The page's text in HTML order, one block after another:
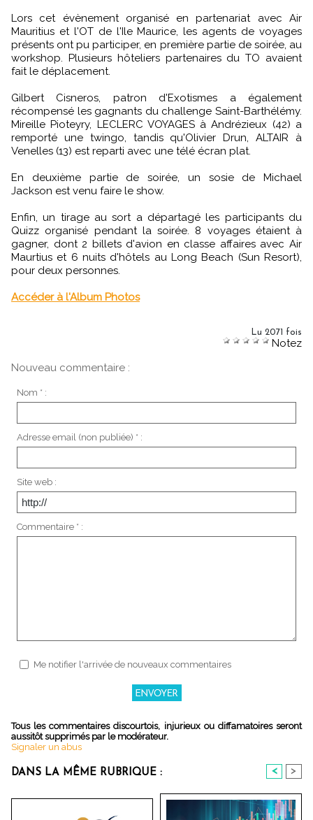
Lors cet évènement organisé en partenariat avec Air
Mauritius et l'OT de l'Ile Maurice, les agents de voyages
présents ont pu participer, en première partie de soirée, au
workshop. Plusieurs hôteliers partenaires du TO avaient
fait le déplacement.
Gilbert Cisneros, patron d'Exotismes a également
récompensé les gagnants du challenge Saint-Barthélémy.
Mireille Pioteyry, LECLERC VOYAGES à Andrézieux (42) a
remporté une twingo, tandis qu'Olivier Drun, ALTAIR à
Venelles (13) est reparti avec une télé écran plat.
En deuxième partie de soirée, un sosie de Michael
Jackson est venu faire le show.
Enfin, un tirage au sort a départagé les participants du
Quizz organisé pendant la soirée. 8 voyages étaient à
gagner, dont 2 billets d'avion en classe affaires avec Air
Maurtius et 6 nuits d'hôtels au Long Beach (Sun Resort),
pour deux personnes.
Accéder à l'Album Photos
Lu 2071 fois
Notez
Nouveau commentaire :
Nom * :
Adresse email (non publiée) * :
Site web :
Commentaire * :
Me notifier l'arrivée de nouveaux commentaires
Tous les commentaires discourtois, injurieux ou diffamatoires seront
aussitôt supprimés par le modérateur.
Signaler un abus
DANS LA MÊME RUBRIQUE : < >